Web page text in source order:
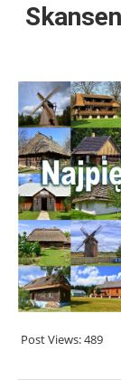
Post Views:489